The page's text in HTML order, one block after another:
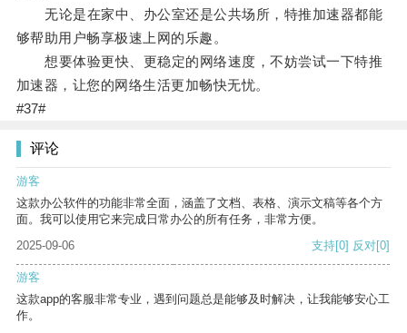
无论是在家中、办公室还是公共场所，特推加速器都能
够帮助用户畅享极速上网的乐趣。
想要体验更快、更稳定的网络速度，不妨尝试一下特推
加速器，让您的网络生活更加畅快无忧。
#37#
评论
游客
这款办公软件的功能非常全面，涵盖了文档、表格、演示文稿等各个方
面。我可以使用它来完成日常办公的所有任务，非常方便。
2025-09-06
支持[0] 反对[0]
游客
这款app的客服非常专业，遇到问题总是能够及时解决，让我能够安心工
作。